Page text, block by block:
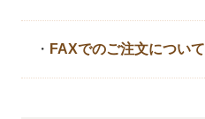
・ FAXでのご注文について